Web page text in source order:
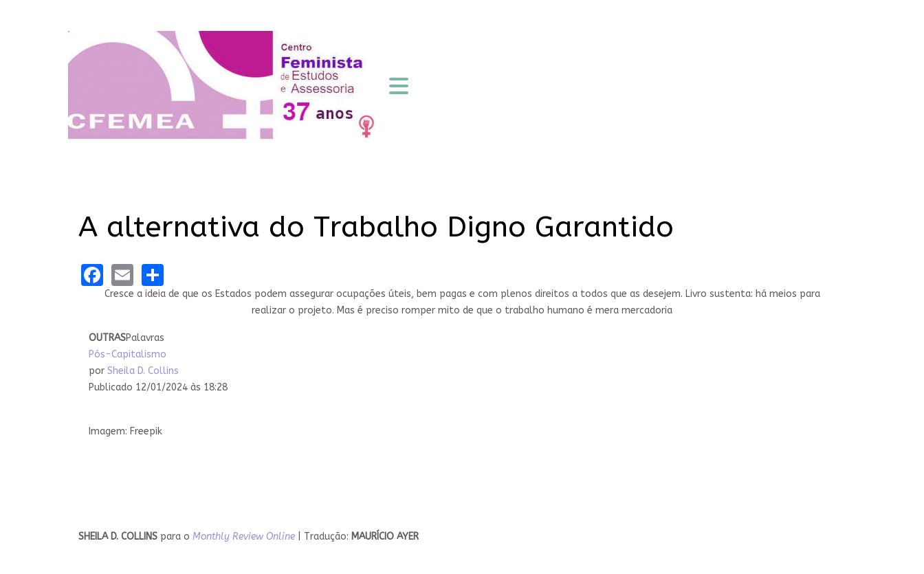
A alternativa do Trabalho Digno Garantido
Facebook
Email
Cresce a ideia de que os Estados podem assegurar ocupações úteis, bem pagas e com plenos direitos a todos que as desejem. Livro sustenta: há meios para
realizar o projeto. Mas é preciso romper mito de que o trabalho humano é mera mercadoria
OUTRASPalavras
Pós-Capitalismo
por Sheila D. Collins
Publicado 12/01/2024 às 18:28
Imagem: Freepik
SHEILA D. COLLINS para o Monthly Review Online | Tradução: MAURÍCIO AYER